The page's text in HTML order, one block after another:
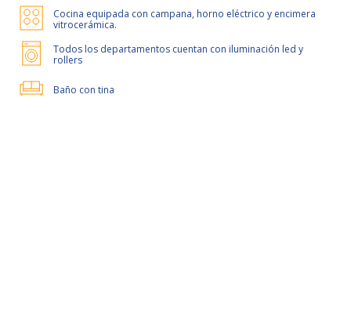
Cocina equipada con campana, horno eléctrico y encimera
vitrocerámica.
Todos los departamentos cuentan con iluminación led y
rollers
Baño con tina